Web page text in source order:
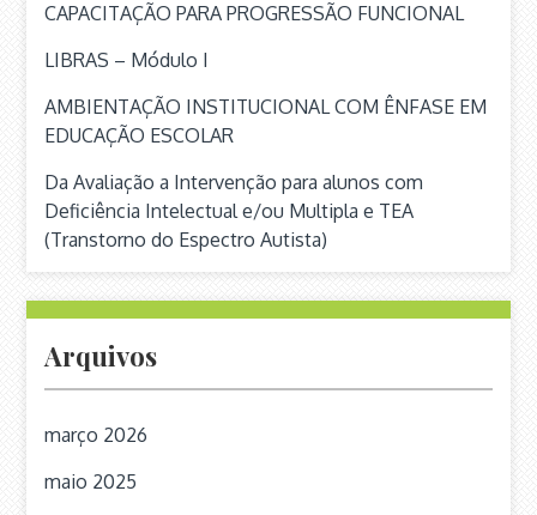
CAPACITAÇÃO PARA PROGRESSÃO FUNCIONAL
LIBRAS – Módulo I
AMBIENTAÇÃO INSTITUCIONAL COM ÊNFASE EM
EDUCAÇÃO ESCOLAR
Da Avaliação a Intervenção para alunos com
Deficiência Intelectual e/ou Multipla e TEA
(Transtorno do Espectro Autista)
Arquivos
março 2026
maio 2025